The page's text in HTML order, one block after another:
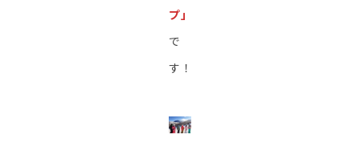
プ」
で
す！